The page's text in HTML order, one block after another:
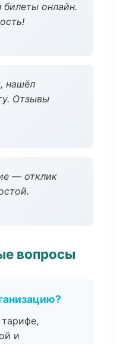
онлайн.
нашёл
Отзывы
— отклик
вопросы
и